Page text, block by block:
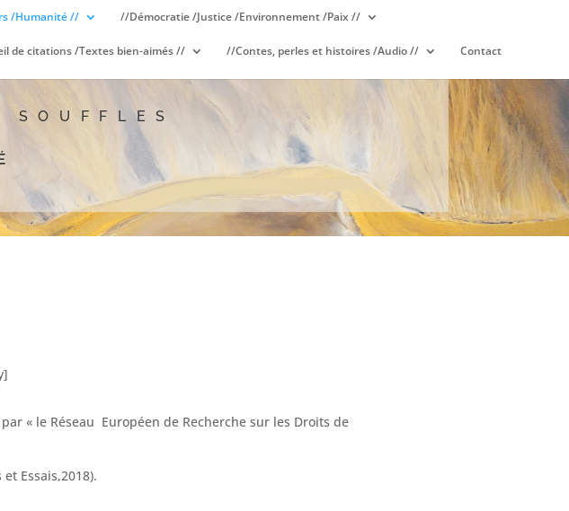
/Humanité // //Démocratie /Justice /Environnement /Paix //
de citations /Textes bien-aimés // //Contes, perles et histoires /Audio // Contact
SOUFFLES
« le Réseau Européen de Recherche sur les Droits de
Essais,2018).